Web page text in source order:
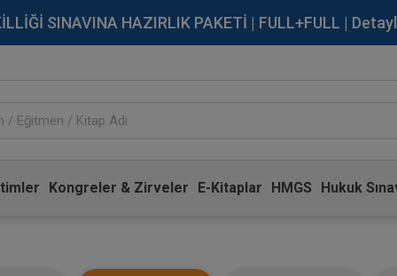
SINAVINA HAZIRLIK PAKETİ | FULL+FULL |
Kongreler & Zirveler E-Kitaplar HMGS Hukuk